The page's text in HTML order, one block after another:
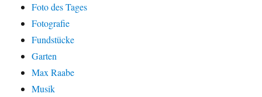
Foto des Tages
Fotografie
Fundstücke
Garten
Max Raabe
Musik